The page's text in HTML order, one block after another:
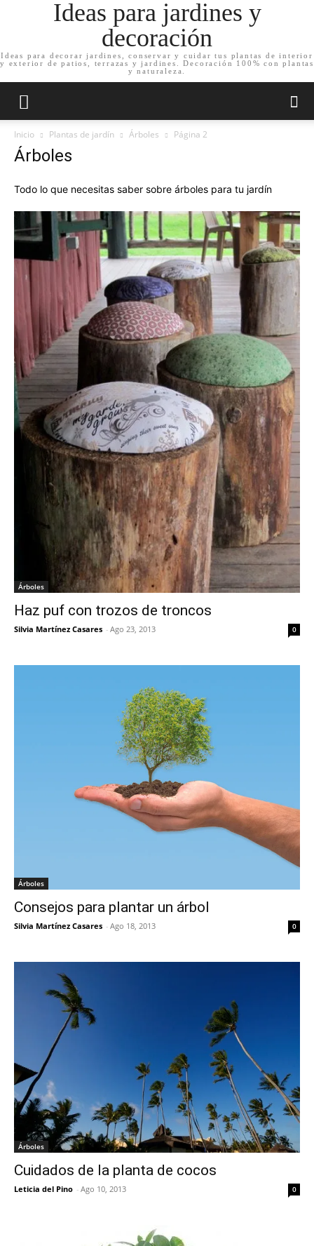
Ideas para jardines y
decoración
Ideas para decorar jardines, conservar y cuidar tus plantas de interior
y exterior de patios, terrazas y jardines. Decoración 100% con plantas
y naturaleza.
Inicio Plantas de jardín Árboles Página 2
Árboles
Todo lo que necesitas saber sobre árboles para tu jardín
Árboles
Haz puf con trozos de troncos
Silvia Martínez Casares - Ago 23, 2013 0
Árboles
Consejos para plantar un árbol
Silvia Martínez Casares - Ago 18, 2013 0
Árboles
Cuidados de la planta de cocos
Leticia del Pino - Ago 10, 2013 0